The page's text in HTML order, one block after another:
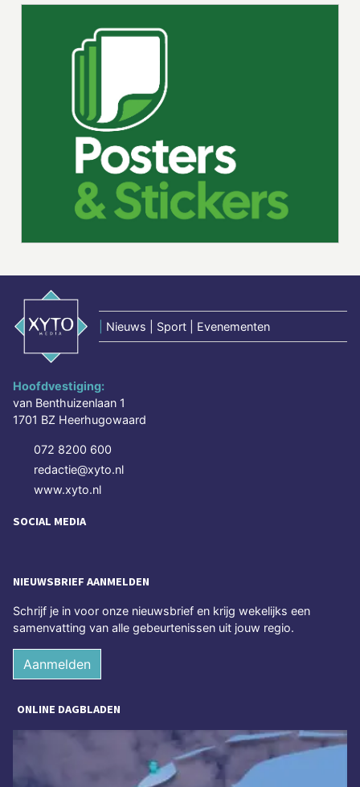
Nieuws | Sport | Evenementen
Hoofdvestiging:
van Benthuizenlaan 1
1701 BZ Heerhugowaard
072 8200 600
redactie@xyto.nl
www.xyto.nl
SOCIAL MEDIA
NIEUWSBRIEF AANMELDEN
Schrijf je in voor onze nieuwsbrief en krijg wekelijks een
samenvatting van alle gebeurtenissen uit jouw regio.
Aanmelden
ONLINE DAGBLADEN